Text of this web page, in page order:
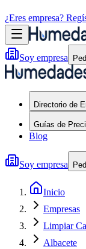
¿Eres empresa?
Soy empresa
Directorio de
Guías de
Blog
Soy empresa
Inicio
Empresas
Limpiar
Albacete